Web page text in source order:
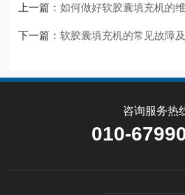
上一篇：如何做好软胶囊填充机的
下一篇：软胶囊填充机的常见故障
咨询服务热
010-